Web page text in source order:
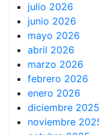
julio 2026
junio 2026
mayo 2026
abril 2026
marzo 2026
febrero 2026
enero 2026
diciembre 2025
noviembre